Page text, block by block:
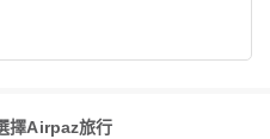
擇Airpaz旅行